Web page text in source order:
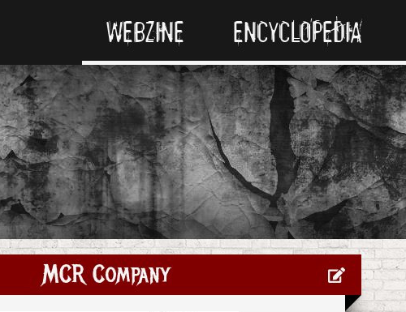
WEBZINE ENCYCLOPEDIA
MCR Company